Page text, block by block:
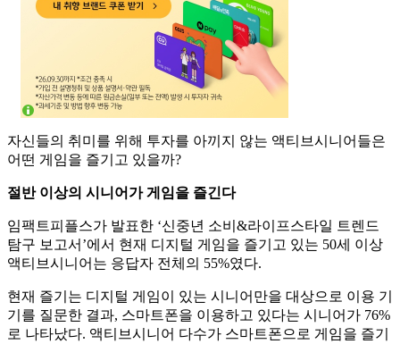
자신들의 취미를 위해 투자를 아끼지 않는 액티브시니어들은
어떤 게임을 즐기고 있을까?
절반 이상의 시니어가 게임을 즐긴다
임팩트피플스가 발표한 ‘신중년 소비&라이프스타일 트렌드
탐구 보고서’에서 현재 디지털 게임을 즐기고 있는 50세 이상
액티브시니어는 응답자 전체의 55%였다.
현재 즐기는 디지털 게임이 있는 시니어만을 대상으로 이용 기
기를 질문한 결과, 스마트폰을 이용하고 있다는 시니어가 76%
로 나타났다. 액티브시니어 다수가 스마트폰으로 게임을 즐기